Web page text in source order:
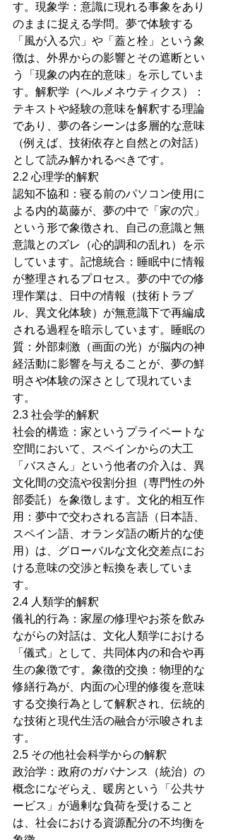
す。現象学：意識に現れる事象をあり
のままに捉える学問。夢で体験する
「風が入る穴」や「蓋と栓」という象
徴は、外界からの影響とその遮断とい
う「現象の内在的意味」を示していま
す。解釈学（ヘルメネウティクス）：
テキストや経験の意味を解釈する理論
であり、夢の各シーンは多層的な意味
（例えば、技術依存と自然との対話）
として読み解かれるべきです。
2.2 心理学的解釈
認知不協和：寝る前のパソコン使用に
よる内的葛藤が、夢の中で「家の穴」
という形で象徴され、自己の意識と無
意識とのズレ（心的調和の乱れ）を示
しています。記憶統合：睡眠中に情報
が整理されるプロセス。夢の中での修
理作業は、日中の情報（技術トラブ
ル、異文化体験）が無意識下で再編成
される過程を暗示しています。睡眠の
質：外部刺激（画面の光）が脳内の神
経活動に影響を与えることが、夢の鮮
明さや体験の深さとして現れていま
す。
2.3 社会学的解釈
社会的構造：家というプライベートな
空間において、スペインからの大工
「バスさん」という他者の介入は、異
文化間の交流や役割分担（専門性の外
部委託）を象徴します。文化的相互作
用：夢中で交わされる言語（日本語、
スペイン語、オランダ語の断片的な使
用）は、グローバルな文化交差点にお
ける意味の交渉と転換を表していま
す。
2.4 人類学的解釈
儀礼的行為：家屋の修理やお茶を飲み
ながらの対話は、文化人類学における
「儀式」として、共同体内の和合や再
生の象徴です。象徴的交換：物理的な
修繕行為が、内面の心理的修復を意味
する交換行為として解釈され、伝統的
な技術と現代生活の融合が示唆されま
す。
2.5 その他社会科学からの解釈
政治学：政府のガバナンス（統治）の
概念になぞらえ、暖房という「公共サ
ービス」が過剰な負荷を受けること
は、社会における資源配分の不均衡を